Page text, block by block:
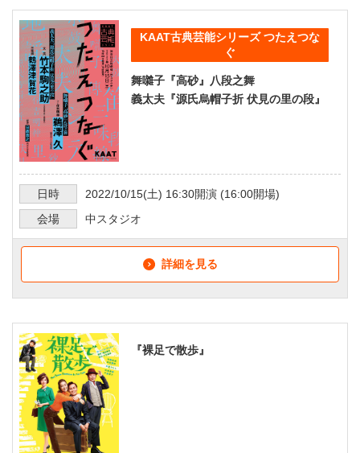
KAAT古典芸能シリーズ つたえつな
ぐ
舞囃子『高砂』八段之舞
義太夫『源氏烏帽子折 伏見の里の段』
日時 2022/10/15(土) 16:30開演 (16:00開場)
会場
中スタジオ
詳細を見る
『裸足で散歩』